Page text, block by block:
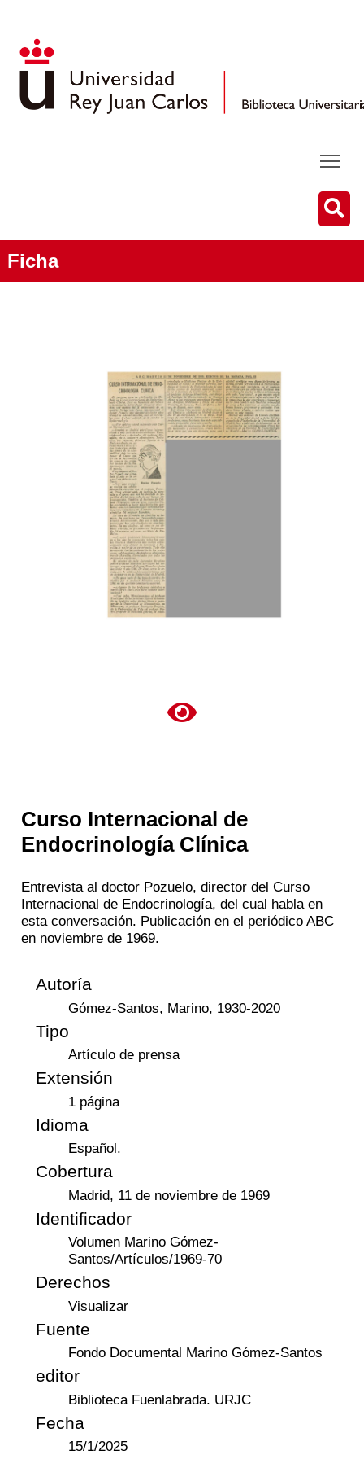
Ficha
Curso Internacional de
Endocrinología Clínica
Entrevista al doctor Pozuelo, director del Curso
Internacional de Endocrinología, del cual habla en
esta conversación. Publicación en el periódico ABC
en noviembre de 1969.
Autoría
Gómez-Santos, Marino, 1930-2020
Tipo
Artículo de prensa
Extensión
1 página
Idioma
Español.
Cobertura
Madrid, 11 de noviembre de 1969
Identificador
Volumen Marino Gómez-
Santos/Artículos/1969-70
Derechos
Visualizar
Fuente
Fondo Documental Marino Gómez-Santos
editor
Biblioteca Fuenlabrada. URJC
Fecha
15/1/2025